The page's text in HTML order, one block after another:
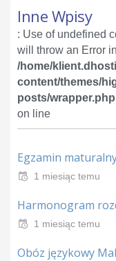
Inne Wpisy
: Use of undefined
will throw an Error
/home/
content/themes/
posts/wrapper.php
on line
Egzamin
1 miesiąc temu
Harmonogram
1 miesiąc temu
Obóz językowy